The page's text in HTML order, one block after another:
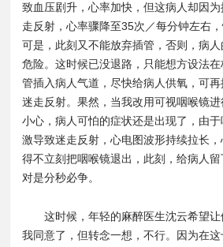
致血压剧升，心率加快，但这病人却因
走反射，心率骤降至35次／每分钟左右，
可是，此刻又不能放弃插管，否则，病
危险。这时候已没退路，只能想方设法
管插入病人气道，尽快给病人供氧，可
迷走反射。果然，当我改用可视咽喉镜
小心，病人可怕的症状还是出现了，由
激导致迷走反射，心电图波形持续拉长
得不立刻把咽喉镜退出，此刻，给病人
对是分秒必争。
这时候，年轻的麻醉医生沈云希望让
我同意了，但转念一想，不行。因为在